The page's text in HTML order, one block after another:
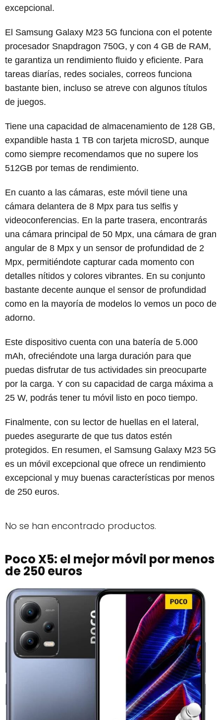
excepcional.
El Samsung Galaxy M23 5G funciona con el potente
procesador Snapdragon 750G, y con 4 GB de RAM,
te garantiza un rendimiento fluido y eficiente. Para
tareas diarías, redes sociales, correos funciona
bastante bien, incluso se atreve con algunos títulos
de juegos.
Tiene una capacidad de almacenamiento de 128 GB,
expandible hasta 1 TB con tarjeta microSD, aunque
como siempre recomendamos que no supere los
512GB por temas de rendimiento.
En cuanto a las cámaras, este móvil tiene una
cámara delantera de 8 Mpx para tus selfis y
videoconferencias. En la parte trasera, encontrarás
una cámara principal de 50 Mpx, una cámara de gran
angular de 8 Mpx y un sensor de profundidad de 2
Mpx, permitiéndote capturar cada momento con
detalles nítidos y colores vibrantes. En su conjunto
bastante decente aunque el sensor de profundidad
como en la mayoría de modelos lo vemos un poco de
adorno.
Este dispositivo cuenta con una batería de 5.000
mAh, ofreciéndote una larga duración para que
puedas disfrutar de tus actividades sin preocuparte
por la carga. Y con su capacidad de carga máxima a
25 W, podrás tener tu móvil listo en poco tiempo.
Finalmente, con su lector de huellas en el lateral,
puedes asegurarte de que tus datos estén
protegidos. En resumen, el Samsung Galaxy M23 5G
es un móvil excepcional que ofrece un rendimiento
excepcional y muy buenas características por menos
de 250 euros.
No se han encontrado productos.
Poco X5: el mejor móvil por menos
de 250 euros